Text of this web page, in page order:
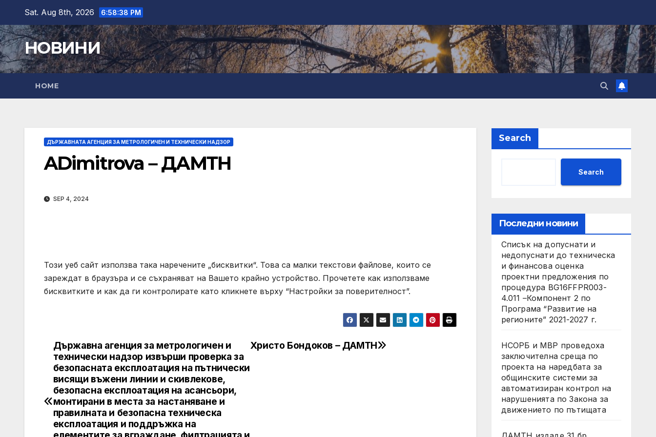
content
Sat. Aug 8th, 2026 6:58:39 PM
НОВИНИ
HOME
ДЪРЖАВНАТА АГЕНЦИЯ ЗА МЕТРОЛОГИЧЕН И ТЕХНИЧЕСКИ НАДЗОР
ADimitrova – ДАМТН
SEP 4, 2024
Този уеб сайт използва така наречените „бисквитки“. Това са малки текстови файлове, които се
зареждат в браузъра и се съхраняват на Вашето крайно устройство. Прочетете как използваме
бисквитките и как да ги контролирате като кликнете върху “Настройки за поверителност”.
Post
navigation
Христо Бондоков – ДАМТН
Държавна агенция за метрологичен и
технически надзор извърши проверка за
безопасната експлоатация на пътнически
висящи въжени линии и скивлекове,
безопасна експлоатация на асансьори,
монтирани в места за настаняване и
правилната и безопасна техническа
експлоатация и поддръжка на
Search
Search
Последни новини
Списък на допуснати и
недопуснати до техническа
и финансова оценка
проектни предложения по
процедура BG16FFPR003-
4.011 –Компонент 2 по
Програма “Развитие на
регионите” 2021-2027 г.
НСОРБ и МВР проведоха
заключителна среща по
проекта на наредбата за
общинските системи за
автоматизиран контрол на
нарушенията по Закона за
движението по пътищата